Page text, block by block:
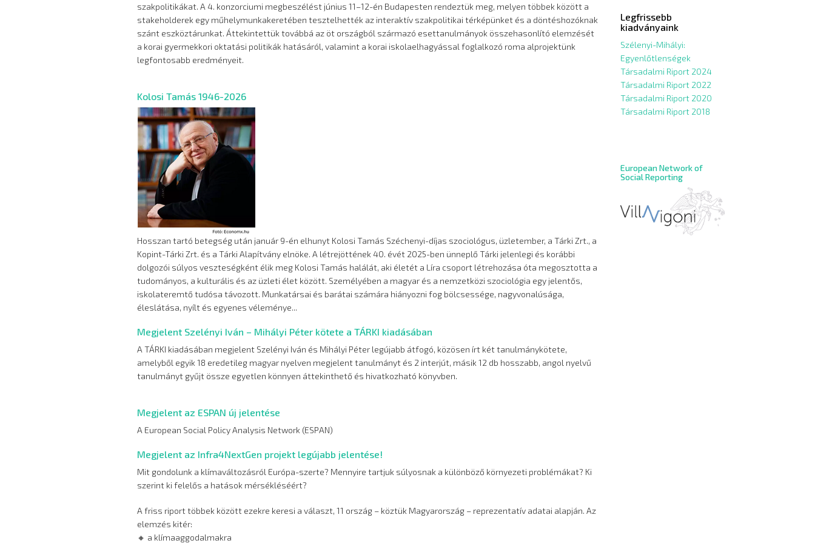
szakpolitikákat. A 4. konzorciumi megbeszélést június 11–12-én Budapesten rendeztük meg, melyen többek között a
stakeholderek egy műhelymunkakeretében tesztelhették az interaktív szakpolitikai térképünket és a döntéshozóknak
szánt eszköztárunkat. Áttekintettük továbbá az öt országból származó esettanulmányok összehasonlító elemzését
a korai gyermekkori oktatási politikák hatásáról, valamint a korai iskolaelhagyással foglalkozó roma alprojektünk
legfontosabb eredményeit.
Kolosi Tamás 1946-2026
Hosszan tartó betegség után január 9-én elhunyt Kolosi Tamás Széchenyi-díjas szociológus, üzletember, a Tárki Zrt., a
Kopint-Tárki Zrt. és a Tárki Alapítvány elnöke. A létrejöttének 40. évét 2025-ben ünneplő Tárki jelenlegi és korábbi
dolgozói súlyos veszteségként élik meg Kolosi Tamás halálát, aki életét a Líra csoport létrehozása óta megosztotta a
tudományos, a kulturális és az üzleti élet között. Személyében a magyar és a nemzetközi szociológia egy jelentős,
iskolateremtő tudósa távozott. Munkatársai és barátai számára hiányozni fog bölcsessége, nagyvonalúsága,
éleslátása, nyílt és egyenes véleménye...
Megjelent Szelényi Iván – Mihályi Péter kötete a TÁRKI kiadásában
A TÁRKI kiadásában megjelent Szelényi Iván és Mihályi Péter legújabb átfogó, közösen írt két tanulmánykötete,
amelyből egyik 18 eredetileg magyar nyelven megjelent tanulmányt és 2 interjút, másik 12 db hosszabb, angol nyelvű
tanulmányt gyűjt össze egyetlen könnyen áttekinthető és hivatkozható könyvben.
Megjelent az ESPAN új jelentése
A European Social Policy Analysis Network (ESPAN)
Megjelent az Infra4NextGen projekt legújabb jelentése!
Mit gondolunk a klímaváltozásról Európa-szerte? Mennyire tartjuk súlyosnak a különböző környezeti problémákat? Ki
szerint ki felelős a hatások mérsékléséért?
A friss riport többek között ezekre keresi a választ, 11 ország – köztük Magyarország – reprezentatív adatai alapján. Az
elemzés kitér:
🔸 a klímaaggodalmakra
Legfrissebb
kiadványaink
Szélenyi-Mihályi:
Egyenlőtlenségek
Társadalmi Riport 2024
Társadalmi Riport 2022
Társadalmi Riport 2020
Társadalmi Riport 2018
European Network of
Social Reporting